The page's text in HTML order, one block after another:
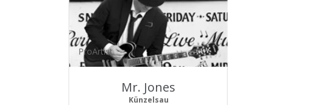
ProArtist
Mr. Jones
Künzelsau